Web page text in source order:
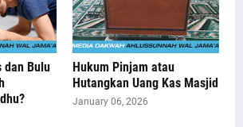
dan Bulu
Hukum Pinjam atau
Hutangkan Uang Kas Masjid
January 06, 2026